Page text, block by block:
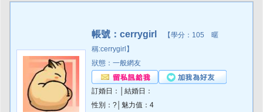
帳號：cerrygirl
【學分：105 暱
稱:cerrygirl】
狀態：一般網友
訂婚日：│結婚日：
性別：?│魅力值：4